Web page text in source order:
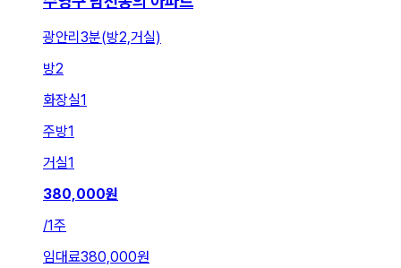
광안리3분(방2,거실)
방2
화장실1
주방1
거실1
380,000원
/1주
임대료380,000원